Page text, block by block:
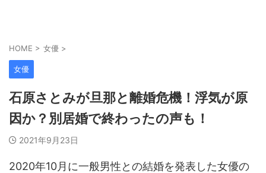
HOME > 女優 >
女優
石原さとみが旦那と離婚危機！浮気が原
因か？別居婚で終わったの声も！
2021年9月23日
2020年10月に一般男性との結婚を発表した女優の